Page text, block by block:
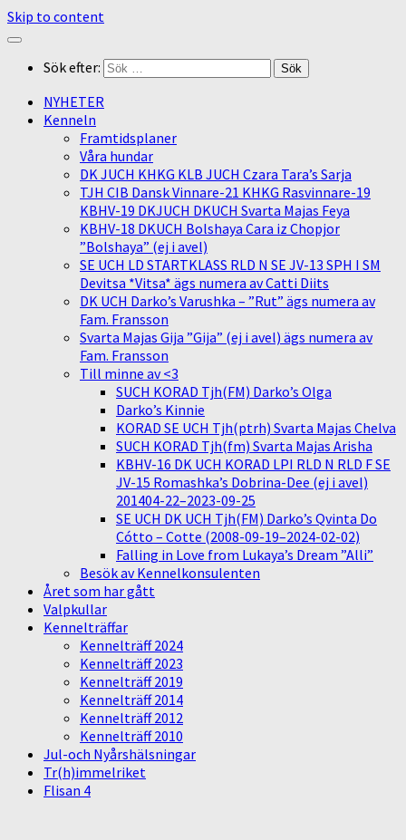
Skip to content
Sök efter:
NYHETER
Kenneln
Framtidsplaner
Våra hundar
DK JUCH KHKG KLB JUCH Czara Tara’s Sarja
TJH CIB Dansk Vinnare-21 KHKG Rasvinnare-19
KBHV-19 DKJUCH DKUCH Svarta Majas Feya
KBHV-18 DKUCH Bolshaya Cara iz Chopjor
”Bolshaya” (ej i avel)
SE UCH LD STARTKLASS RLD N SE JV-13 SPH I SM
Devitsa *Vitsa* ägs numera av Catti Diits
DK UCH Darko’s Varushka – ”Rut” ägs numera av
Fam. Fransson
Svarta Majas Gija ”Gija” (ej i avel) ägs numera av
Fam. Fransson
Till minne av <3
SUCH KORAD Tjh(FM) Darko’s Olga
Darko’s Kinnie
KORAD SE UCH Tjh(ptrh) Svarta Majas Chelva
SUCH KORAD Tjh(fm) Svarta Majas Arisha
KBHV-16 DK UCH KORAD LPI RLD N RLD F SE
JV-15 Romashka’s Dobrina-Dee (ej i avel)
201404-22–2023-09-25
SE UCH DK UCH Tjh(FM) Darko’s Qvinta Do
Cótto – Cotte (2008-09-19–2024-02-02)
Falling in Love from Lukaya’s Dream ”Alli”
Besök av Kennelkonsulenten
Året som har gått
Valpkullar
Kennelträffar
Kennelträff 2024
Kennelträff 2023
Kennelträff 2019
Kennelträff 2014
Kennelträff 2012
Kennelträff 2010
Jul-och Nyårshälsningar
Tr(h)immelriket
Flisan 4